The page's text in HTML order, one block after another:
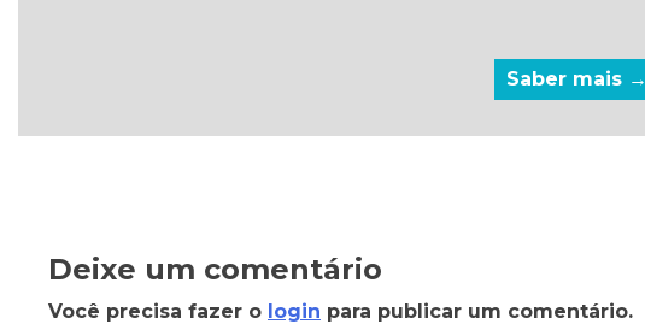
Saber mais →
Deixe um comentário
Você precisa fazer o login para publicar um comentário.